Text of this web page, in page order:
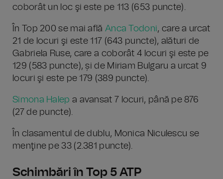
coborât un loc şi este pe 113 (653 puncte).
În Top 200 se mai află Anca Todoni, care a urcat
21 de locuri şi este 117 (643 puncte), alături de
Gabriela Ruse, care a coborât 4 locuri şi este pe
129 (583 puncte), și de Miriam Bulgaru a urcat 9
locuri şi este pe 179 (389 puncte).
Simona Halep a avansat 7 locuri, până pe 876
(27 de puncte).
În clasamentul de dublu, Monica Niculescu se
menţine pe 33 (2.381 puncte).
Schimbări în Top 5 ATP